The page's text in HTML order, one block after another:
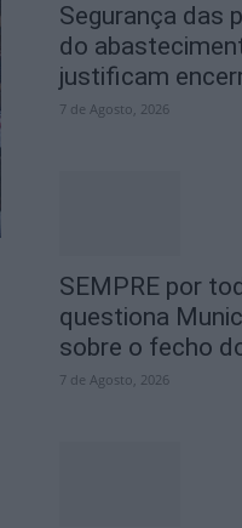
Segurança das
do
justificam
7 de Agosto, 2026
SEMPRE por
questiona
sobre o fecho
7 de Agosto, 2026